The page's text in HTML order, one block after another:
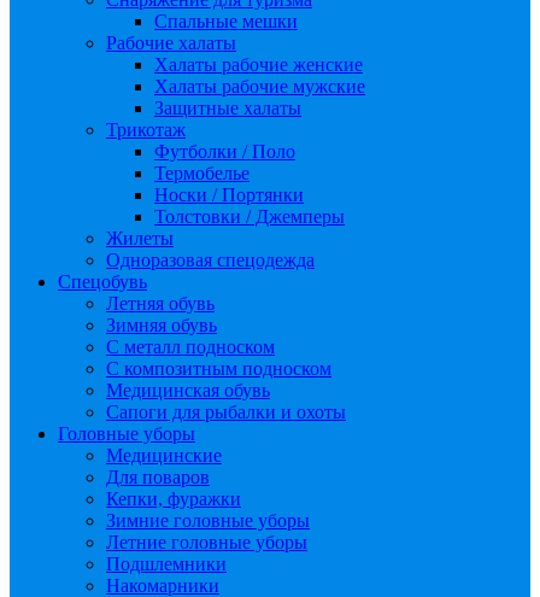
Спальные мешки
Рабочие халаты
Халаты рабочие женские
Халаты рабочие мужские
Защитные халаты
Трикотаж
Футболки / Поло
Термобелье
Носки / Портянки
Толстовки / Джемперы
Жилеты
Одноразовая спецодежда
Спецобувь
Летняя обувь
Зимняя обувь
С металл подноском
С композитным подноском
Медицинская обувь
Сапоги для рыбалки и охоты
Головные уборы
Медицинские
Для поваров
Кепки, фуражки
Зимние головные уборы
Летние головные уборы
Подшлемники
Накомарники